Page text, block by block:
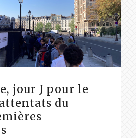
jour J pour le
du